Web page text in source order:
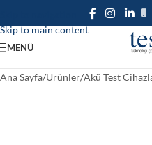
Skip to main content
MENÜ
Ana Sayfa/Ürünler/Akü Test